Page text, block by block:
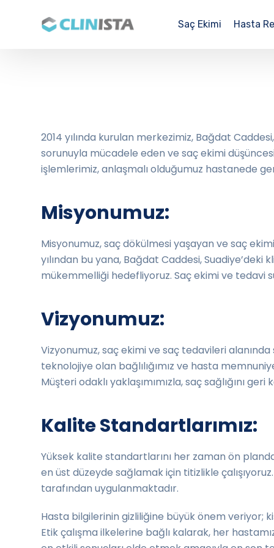
Saç Ekimi Hasta
2014 yılında kurulan merkezimiz, Bağdat
sorunuyla mücadele eden ve saç ekimi
işlemlerimiz, anlaşmalı olduğumuz hastanede
Misyonumuz:
Misyonumuz, saç dökülmesi yaşayan ve saç
yılından bu yana, Bağdat Caddesi,
mükemmelliği hedefliyoruz. Saç ekimi ve tedavi
Vizyonumuz:
Vizyonumuz, saç ekimi ve saç tedavileri
teknolojiye olan bağlılığımız ve hasta
Müşteri odaklı yaklaşımımızla, saç sağlığını
Kalite Standartlarımız:
Yüksek kalite standartlarını her zaman ön
en üst düzeyde sağlamak için titizlikle
tarafından uygulanmaktadır.
Hasta bilgilerinin gizliliğine büyük önem veriyor;
Etik çalışma ilkelerine bağlı kalarak, her